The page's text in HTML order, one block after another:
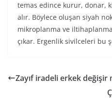
temas edince kurur, donar,
alır. Böylece oluşan siyah
mikroplanma ve
çıkar. Ergenlik sivilceleri bu
Zayıf iradeli erkek değişir